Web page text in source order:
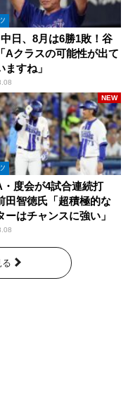
日、8月は6勝1敗！谷
Aクラスの可能性が出て
ますね」
・度会が4試合連続打
田智徳氏「超積極的な
ーはチャンスに強い」
NEW